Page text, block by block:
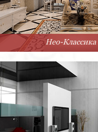
Нео-Классика